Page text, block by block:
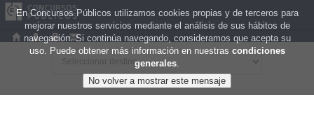
En Concursos Públicos utilizamos cookies propias y de terceros para
mejorar nuestros servicios mediante el análisis de sus hábitos de
navegación. Si continúa navegando, consideramos que acepta su
uso. Puede obtener más información en nuestras condiciones
generales.